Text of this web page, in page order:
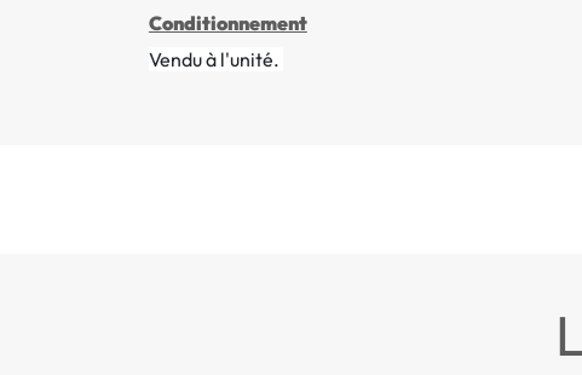
Conditionnement
Vendu à l'unité.